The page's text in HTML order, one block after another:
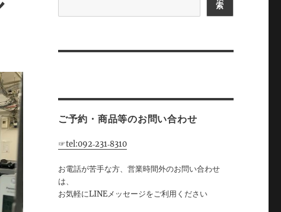
索
ご予約・商品等のお問い合わせ
☞tel:092‐231‐8310
お電話が苦手な方、営業時間外のお問い合わせ
は、
お気軽にLINEメッセージをご利用ください